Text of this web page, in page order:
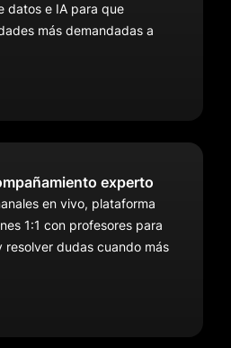
datos e IA para que
más demandadas a
experto
en vivo, plataforma
1:1 con profesores para
resolver dudas cuando más